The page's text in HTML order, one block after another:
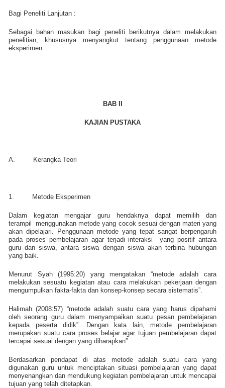
Bagi Peneliti Lanjutan :
Sebagai bahan masukan bagi peneliti berikutnya dalam melakukan
penelitian, khususnya menyangkut tentang penggunaan metode
eksperimen.
BAB II
KAJIAN PUSTAKA
A. Kerangka Teori
1. Metode Eksperimen
Dalam kegiatan mengajar guru hendaknya dapat memilih dan
terampil
menggunakan metode yang cocok sesuai dengan materi yang
akan dipelajari. Penggunaan metode yang tepat sangat berpengaruh
pada proses pembelajaran agar terjadi interaksi
yang positif antara
guru dan siswa, antara siswa dengan siswa akan terbina hubungan
yang baik.
Menurut Syah (1995:20) yang mengatakan “metode adalah cara
melakukan sesuatu kegiatan atau cara melakukan pekerjaan dengan
mengumpulkan fakta-fakta dan konsep-konsep secara sistematis”.
Halimah (2008:57) “metode adalah suatu cara yang harus dipahami
oleh seorang guru dalam menyampaikan suatu pesan pembelajaran
kepada peserta didik”. Dengan kata lain, metode pembelajaran
merupakan suatu cara proses belajar agar tujuan pembelajaran dapat
tercapai sesuai dengan yang diharapkan”.
Berdasarkan pendapat di atas metode adalah suatu cara yang
digunakan guru untuk menciptakan situasi pembelajaran yang dapat
menyenangkan dan mendukung kegiatan pembelajaran untuk mencapai
tujuan yang telah ditetapkan.